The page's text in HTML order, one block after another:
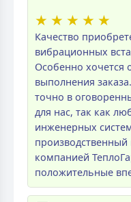
★ ★ ★ ★ ★
Качество
вибрационных
Особенно хочется
выполнения
точно в
для нас, так как
инженерных
компанией
положительные